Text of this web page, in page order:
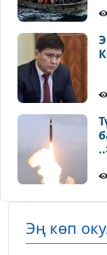
Эң көп